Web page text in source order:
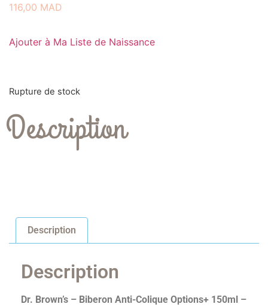
116,00 MAD
Ajouter à Ma Liste de Naissance
Rupture de stock
Description
Description
Description
Dr. Brown’s – Biberon Anti-Colique Options+ 150ml –